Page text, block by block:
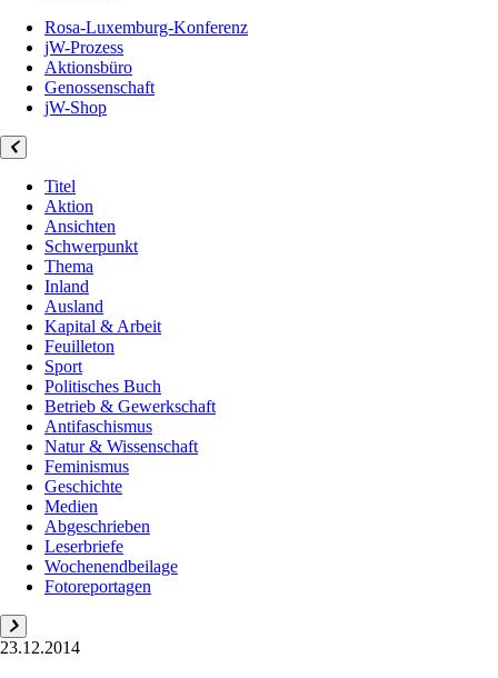
Rosa-Luxemburg-Konferenz
jW-Prozess
Aktionsbüro
Genossenschaft
jW-Shop
Titel
Aktion
Ansichten
Schwerpunkt
Thema
Inland
Ausland
Kapital & Arbeit
Feuilleton
Sport
Politisches Buch
Betrieb & Gewerkschaft
Antifaschismus
Natur & Wissenschaft
Feminismus
Geschichte
Medien
Abgeschrieben
Leserbriefe
Wochenendbeilage
Fotoreportagen
23.12.2014